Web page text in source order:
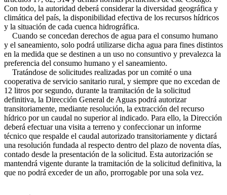
Con todo, la autoridad deberá considerar la diversidad geográfica y
climática del país, la disponibilidad efectiva de los recursos hídricos
y la situación de cada cuenca hidrográfica.
Cuando se concedan derechos de agua para el consumo humano
y el saneamiento, solo podrá utilizarse dicha agua para fines distintos
en la medida que se destinen a un uso no consuntivo y prevalezca la
preferencia del consumo humano y el saneamiento.
Tratándose de solicitudes realizadas por un comité o una
cooperativa de servicio sanitario rural, y siempre que no excedan de
12 litros por segundo, durante la tramitación de la solicitud
definitiva, la Dirección General de Aguas podrá autorizar
transitoriamente, mediante resolución, la extracción del recurso
hídrico por un caudal no superior al indicado. Para ello, la Dirección
deberá efectuar una visita a terreno y confeccionar un informe
técnico que respalde el caudal autorizado transitoriamente y dictará
una resolución fundada al respecto dentro del plazo de noventa días,
contado desde la presentación de la solicitud. Esta autorización se
mantendrá vigente durante la tramitación de la solicitud definitiva, la
que no podrá exceder de un año, prorrogable por una sola vez.